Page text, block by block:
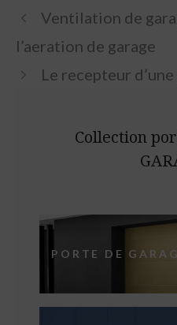
Ventilation de
l’aeration de garage
Le recepteur
Collection
PORTE DE